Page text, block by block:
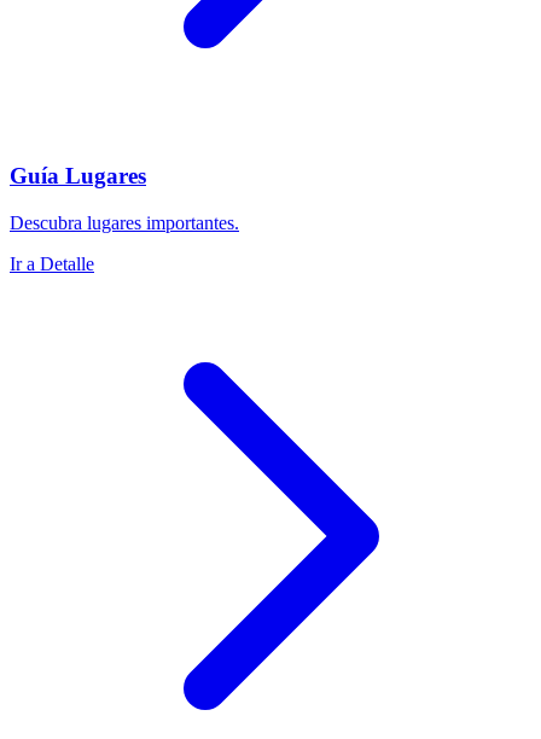
Guía Lugares
Descubra lugares importantes.
Ir a Detalle